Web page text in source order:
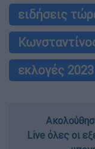
ειδήσεις
εκλογές 2023
Live όλες οι